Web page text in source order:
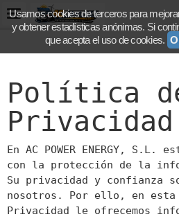
Política
Privacidad
En AC POWER ENERGY, S.L.
con la protección de la
Su privacidad y confianza
nosotros. Por ello, en
Privacidad le ofrecemos
Usamos cookies de terceros para
y obtener estadísticas anónimas. Si
que acepta el uso de cookies.